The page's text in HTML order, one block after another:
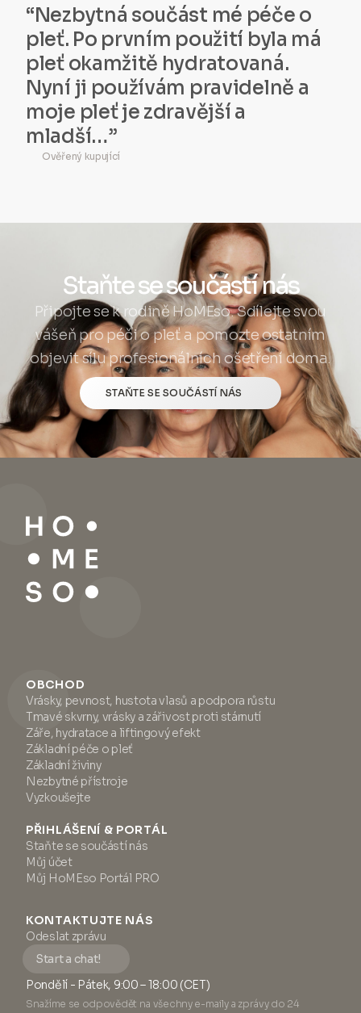
“Nezbytná součást mé péče o
pleť. Po prvním použití byla má
pleť okamžitě hydratovaná.
Nyní ji používám pravidelně a
moje pleť je zdravější a
mladší…”
Ověřený kupující
Staňte se součástí nás
Připojte se k rodině HoMEso. Sdílejte svou
vášeň pro péči o pleť a pomozte ostatním
objevit sílu profesionálních ošetření doma.
STAŇTE SE SOUČÁSTÍ NÁS
OBCHOD
Vrásky, pevnost, hustota vlasů a podpora růstu
Tmavé skvrny, vrásky a zářivost proti stárnutí
Záře, hydratace a liftingový efekt
Základní péče o pleť
Základní živiny
Nezbytné přístroje
Vyzkoušejte
PŘIHLÁŠENÍ & PORTÁL
Staňte se součástí nás
Můj účet
Můj HoMEso Portál PRO
KONTAKTUJTE NÁS
Odeslat zprávu
Start a chat!
Pondělí - Pátek, 9:00 – 18:00 (CET)
Snažíme se odpovědět na všechny e-maily a zprávy do 24